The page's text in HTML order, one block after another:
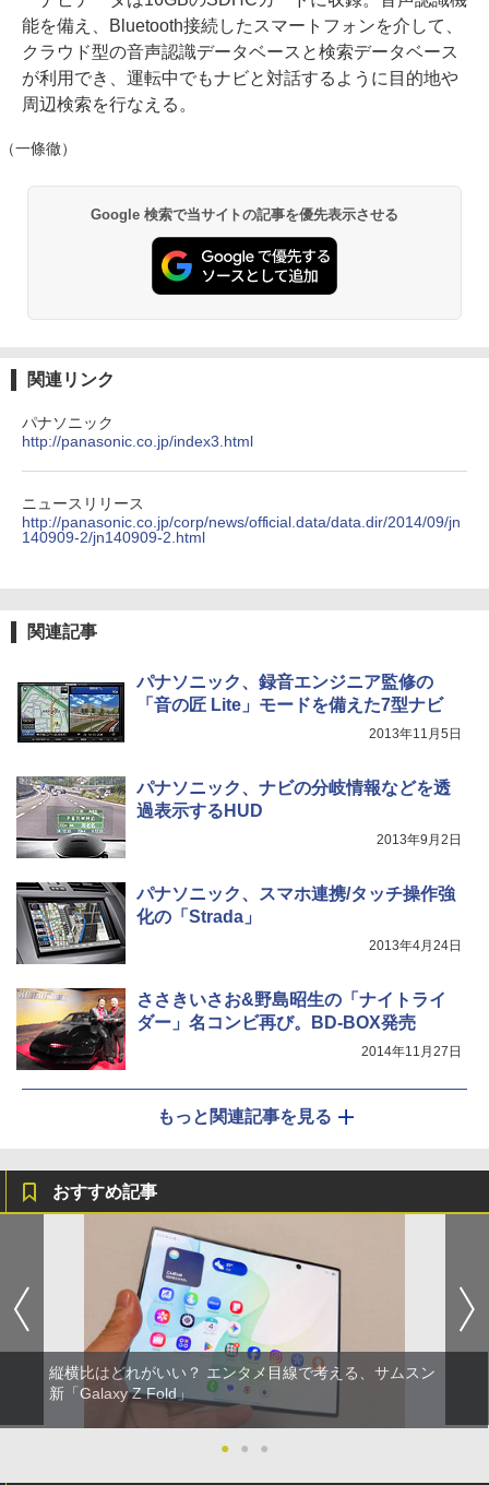
能を備え、Bluetooth接続したスマートフォンを介して、
クラウド型の音声認識データベースと検索データベース
が利用でき、運転中でもナビと対話するように目的地や
周辺検索を行なえる。
（一條徹）
Google 検索で当サイトの記事を優先表示させる
関連リンク
パナソニック
http://panasonic.co.jp/index3.html
ニュースリリース
http://panasonic.co.jp/corp/news/official.data/data.dir/2014/09/jn
140909-2/jn140909-2.html
関連記事
パナソニック、録音エンジニア監修の
「音の匠 Lite」モードを備えた7型ナビ
2013年11月5日
パナソニック、ナビの分岐情報などを透
過表示するHUD
2013年9月2日
パナソニック、スマホ連携/タッチ操作強
化の「Strada」
2013年4月24日
ささきいさお&野島昭生の「ナイトライ
ダー」名コンビ再び。BD-BOX発売
2014年11月27日
もっと関連記事を見る
おすすめ記事
縦横比はどれがいい？ エンタメ目線で考える、サムスン
新「Galaxy Z Fold」
● ● ●